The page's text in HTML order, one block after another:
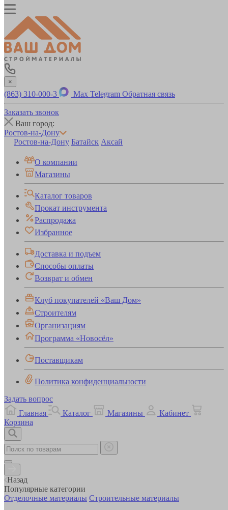
×
(863) 310-000-3 Max Telegram Обратная связь
Заказать звонок
Ваш город:
Ростов-на-Дону
Ростов-на-Дону Батайск Аксай
О компании
Магазины
Каталог товаров
Прокат инструмента
Распродажа
Избранное
Доставка и подъем
Способы оплаты
Возврат и обмен
Клуб покупателей «Ваш Дом»
Строителям
Организациям
Программа «Новосёл»
Поставщикам
Политика конфиденциальности
Задать вопрос
Главная
Каталог Магазины
Кабинет
Корзина
Назад
Популярные категории
Отделочные материалы Строительные материалы